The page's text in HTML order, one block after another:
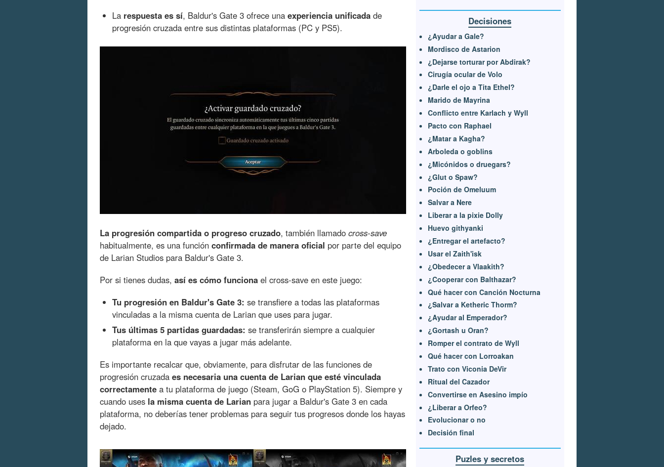
La respuesta es sí, Baldur's Gate 3 ofrece una experiencia unificada de
progresión cruzada entre sus distintas plataformas (PC y PS5).
La progresión compartida o progreso cruzado, también llamado cross-save
habitualmente, es una función confirmada de manera oficial por parte del equipo
de Larian Studios para Baldur's Gate 3.
Por si tienes dudas, así es cómo funciona el cross-save en este juego:
Tu progresión en Baldur's Gate 3: se transfiere a todas las plataformas
vinculadas a la misma cuenta de Larian que uses para jugar.
Tus últimas 5 partidas guardadas: se transferirán siempre a cualquier
plataforma en la que vayas a jugar más adelante.
Es importante recalcar que, obviamente, para disfrutar de las funciones de
progresión cruzada es necesaria una cuenta de Larian que esté vinculada
correctamente a tu plataforma de juego (Steam, GoG o PlayStation 5). Siempre y
cuando uses la misma cuenta de Larian para jugar a Baldur's Gate 3 en cada
plataforma, no deberías tener problemas para seguir tus progresos donde los hayas
dejado.
Decisiones
¿Ayudar a Gale?
Mordisco de Astarion
¿Dejarse torturar por Abdirak?
Cirugía ocular de Volo
¿Darle el ojo a Tita Ethel?
Marido de Mayrina
Conflicto entre Karlach y Wyll
Pacto con Raphael
¿Matar a Kagha?
Arboleda o goblins
¿Micónidos o druegars?
¿Glut o Spaw?
Poción de Omeluum
Salvar a Nere
Liberar a la pixie Dolly
Huevo githyanki
¿Entregar el artefacto?
Usar el Zaith'isk
¿Obedecer a Vlaakith?
¿Cooperar con Balthazar?
Qué hacer con Canción Nocturna
¿Salvar a Ketheric Thorm?
¿Ayudar al Emperador?
¿Gortash u Oran?
Romper el contrato de Wyll
Qué hacer con Lorroakan
Trato con Viconia DeVir
Ritual del Cazador
Convertirse en Asesino impío
¿Liberar a Orfeo?
Evolucionar o no
Decisión final
Puzles y secretos